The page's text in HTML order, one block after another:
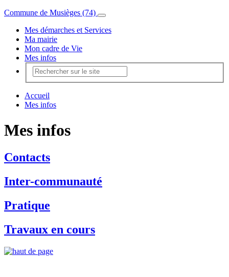
Commune de Musièges (74)
Mes démarches et Services
Ma mairie
Mon cadre de Vie
Mes infos
Accueil
Mes infos
Mes infos
Contacts
Inter-communauté
Pratique
Travaux en cours